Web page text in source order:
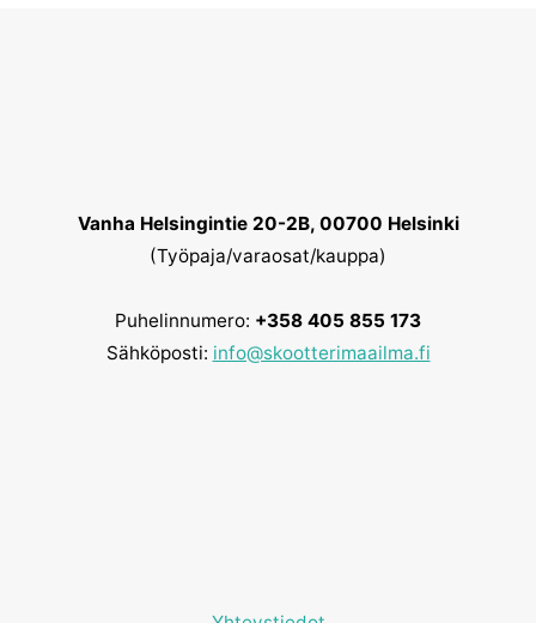
Vanha Helsingintie 20-2B, 00700 Helsinki
(Työpaja/varaosat/kauppa)
Puhelinnumero: +358 405 855 173
Sähköposti: info@skootterimaailma.fi